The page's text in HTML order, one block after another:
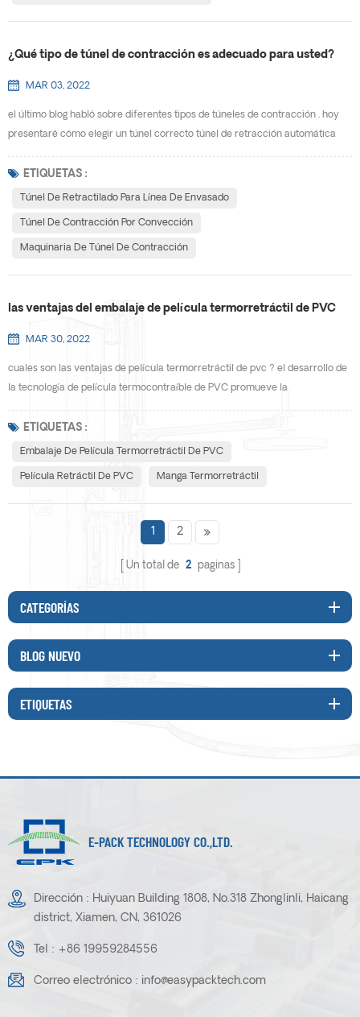
¿Qué tipo de túnel de contracción es adecuado para usted?
MAR 03, 2022
el último blog habló sobre diferentes tipos de túneles de contracción . hoy
presentaré cómo elegir un túnel correcto túnel de retracción automática
responder algunas preguntas usted mismo. aquí hay algunos elementos a
tener en cuenta al tratar de averiguar qué tipo de túnel de contracción es el
ETIQUETAS :
Túnel De Retractilado Para Línea De Envasado
Túnel De Contracción Por Convección
Maquinaria De Túnel De Contracción
las ventajas del embalaje de película termorretráctil de PVC
MAR 30, 2022
cuales son las ventajas de película termorretráctil de pvc ? el desarrollo de
la tecnología de película termocontraíble de PVC promueve la
termocontraíble de PVC cubra el campo de embalaje de productos
electrónicos,, productos médicos y otras industrias, y promueva el
ETIQUETAS :
Embalaje De Película Termorretráctil De PVC
Película Retráctil De PVC Manga Termorretráctil
1 2
Un total de 2 paginas
CATEGORÍAS
BLOG NUEVO
ETIQUETAS
E-PACK TECHNOLOGY CO.,LTD.
Dirección : Huiyuan Building 1808, No.318 Zhonglinli, Haicang
district, Xiamen, CN, 361026
Tel : +86 19959284556
Correo electrónico : info@easypacktech.com